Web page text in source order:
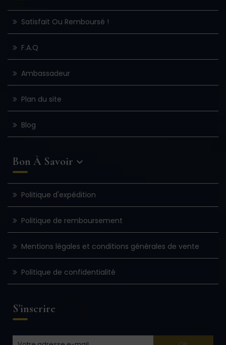
Satisfait Ou Remboursé !
F.A.Q
Ambassadeur
Plan du site
Blog
Bon À Savoir 
Politique d'expédition
Politique de remboursement
Mentions légales et conditions générales de vente
Politique de confidentialité
S'inscrire